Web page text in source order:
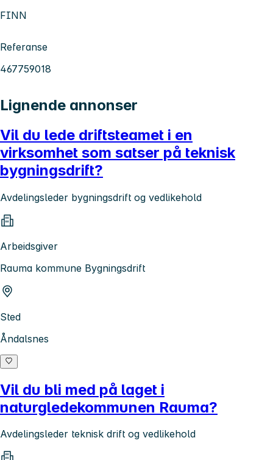
FINN
Referanse
467759018
Lignende annonser
Vil du lede driftsteamet i en
virksomhet som satser på teknisk
bygningsdrift?
Avdelingsleder bygningsdrift og vedlikehold
Arbeidsgiver
Rauma kommune Bygningsdrift
Sted
Åndalsnes
Vil du bli med på laget i
naturgledekommunen Rauma?
Avdelingsleder teknisk drift og vedlikehold